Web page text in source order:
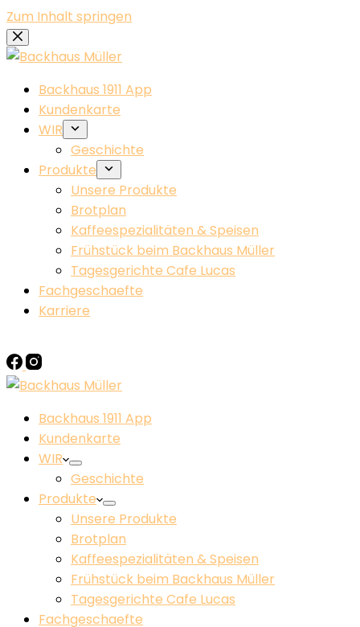
Zum Inhalt springen
Backhaus 1911 App
Kundenkarte
WIR
Geschichte
Produkte
Unsere Produkte
Brotplan
Kaffeespezialitäten & Speisen
Frühstück beim Backhaus Müller​
Tagesgerichte Cafe Lucas
Fachgeschaefte
Karriere
Backhaus 1911 App
Kundenkarte
WIR
Geschichte
Produkte
Unsere Produkte
Brotplan
Kaffeespezialitäten & Speisen
Frühstück beim Backhaus Müller​
Tagesgerichte Cafe Lucas
Fachgeschaefte